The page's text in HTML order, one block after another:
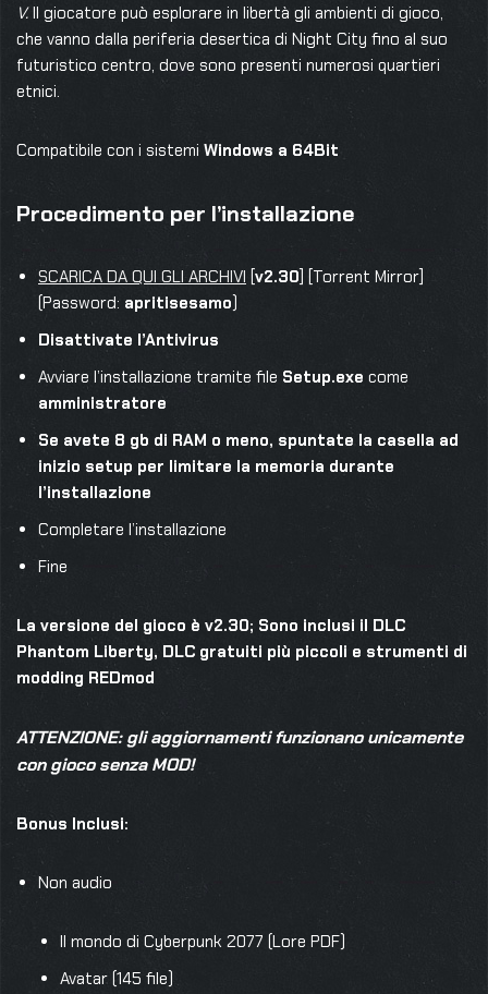
V.Il giocatore può esplorare in libertà gli ambienti di gioco,
che vanno dalla periferia desertica di Night City fino al suo
futuristico centro, dove sono presenti numerosi quartieri
etnici.
Compatibile con i sistemi Windows a 64Bit
Procedimento per l’installazione
SCARICA DA QUI GLI ARCHIVI [v2.30] [Torrent Mirror]
(Password: apritisesamo)
Disattivate l’Antivirus
Avviare l’installazione tramite file Setup.exe come
amministratore
Se avete 8 gb di RAM o meno, spuntate la casella ad
inizio setup per limitare la memoria durante
l’installazione
Completare l’installazione
Fine
La versione del gioco è v2.30; Sono inclusi il DLC
Phantom Liberty, DLC gratuiti più piccoli e strumenti di
modding REDmod
ATTENZIONE: gli aggiornamenti funzionano unicamente
con giocosenzaMOD!
Bonus Inclusi:
Non audio
Il mondo di Cyberpunk 2077 (Lore PDF)
Avatar (145 file)